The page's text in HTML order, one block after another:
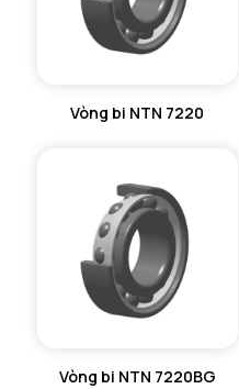
Vòng bi NTN 7220
Vòng bi NTN 7220BG